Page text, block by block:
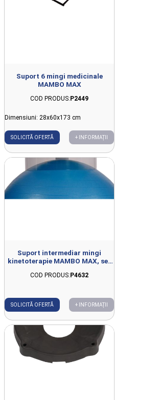
Suport 6 mingi medicinale
MAMBO MAX
COD PRODUS: P2449
Dimensiuni: 28x60x173 cm
SOLICITĂ OFERTĂ + INFORMAȚII
Suport intermediar mingi
kinetoterapie MAMBO MAX, set
COD PRODUS:P4632
SOLICITĂ OFERTĂ + INFORMAȚII